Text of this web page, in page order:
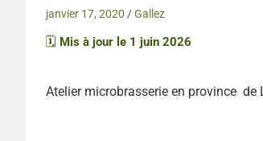
janvier 17, 2020 Gallez
🗓️ Mis à jour le 1 juin 2026
Atelier microbrasserie en province